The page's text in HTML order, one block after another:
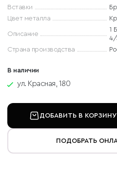
Вставки
Цвет металла
Описание
1
4/
Страна производства
В наличии
ул. Красная, 180
ДОБАВИТЬ В КОРЗИНУ
ПОДОБРАТЬ